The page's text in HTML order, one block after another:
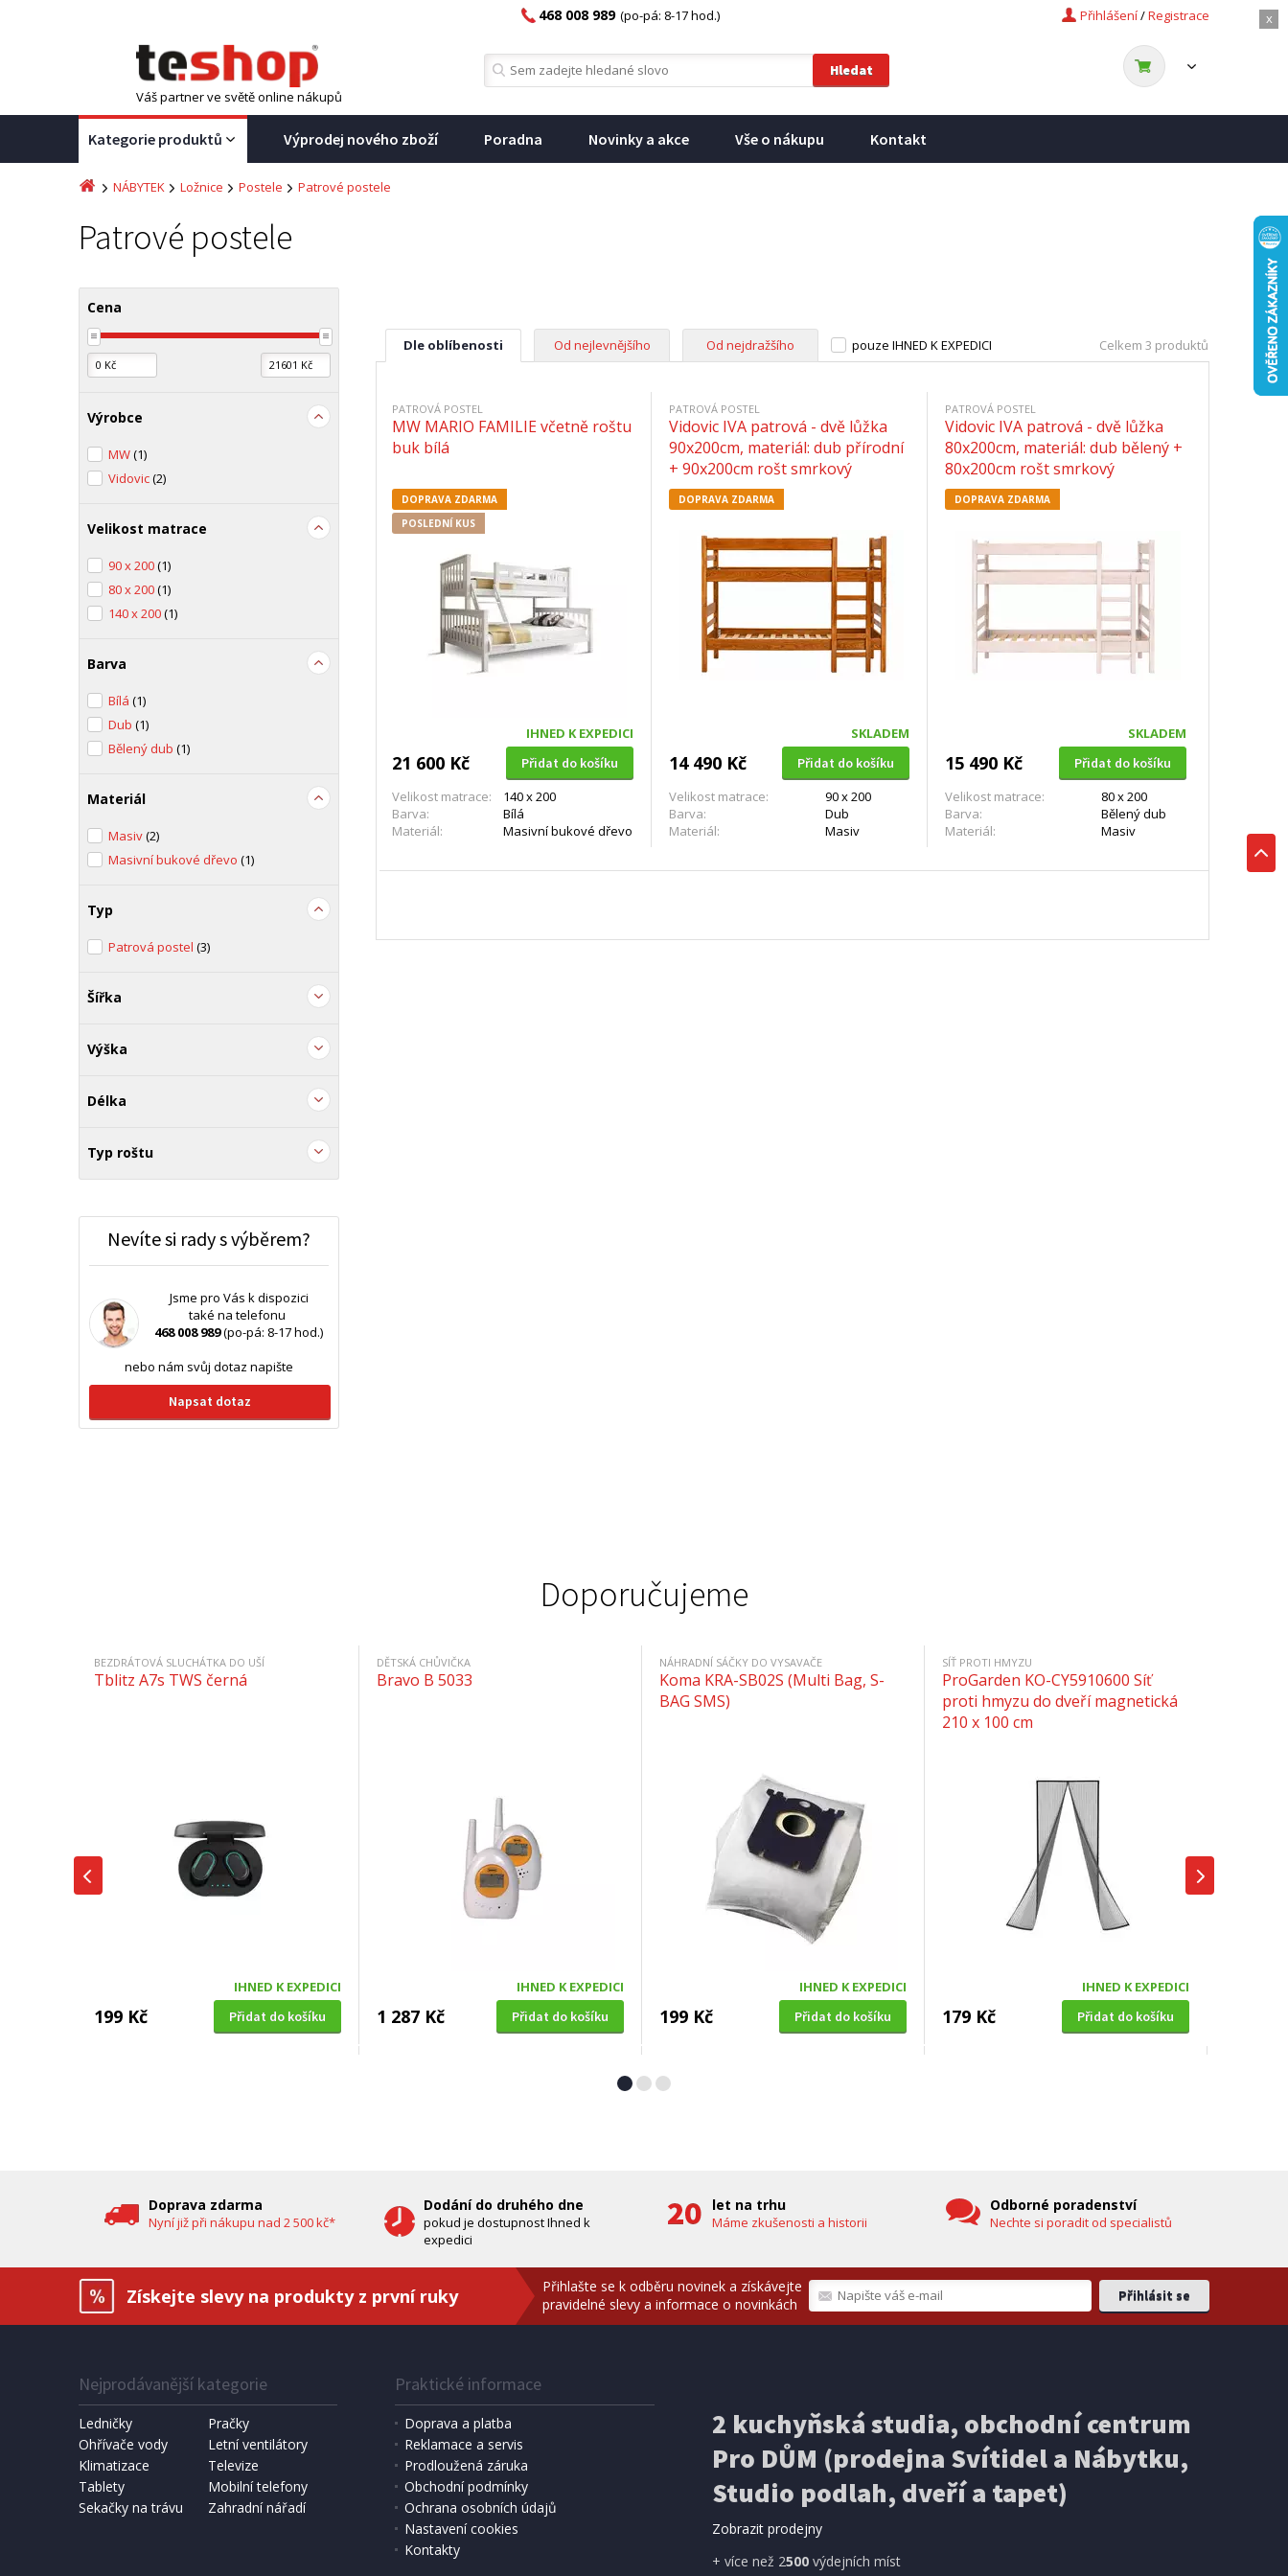
x
Registrace
/
Přihlášení
468 008 989 (po-pá: 8-17 hod.)
Váš partner ve světě online nákupů
Kategorie produktů Výprodej nového zboží Poradna Novinky a akce Vše o nákupu Kontakt
NÁBYTEK Ložnice Postele Patrové postele
Patrové postele
Dle oblíbenosti Od nejlevnějšího Od nejdražšího pouze IHNED K EXPEDICI Celkem 3 produktů
PATROVÁ POSTEL
MW MARIO FAMILIE včetně roštu
buk bílá
DOPRAVA ZDARMA
POSLEDNÍ KUS
IHNED K EXPEDICI
21 600 Kč
Přidat do košíku
Velikost matrace:
140 x 200
Barva:
Bílá
Materiál:
Masivní bukové dřevo
PATROVÁ POSTEL
Vidovic IVA patrová - dvě lůžka
90x200cm, materiál: dub přírodní
+ 90x200cm rošt smrkový
DOPRAVA ZDARMA
SKLADEM
14 490 Kč
Přidat do košíku
Velikost matrace:
90 x 200
Barva:
Dub
Materiál:
Masiv
PATROVÁ POSTEL
Vidovic IVA patrová - dvě lůžka
80x200cm, materiál: dub bělený +
80x200cm rošt smrkový
DOPRAVA ZDARMA
SKLADEM
15 490 Kč
Přidat do košíku
Velikost matrace:
80 x 200
Barva:
Bělený dub
Materiál:
Masiv
Cena
Výrobce
MW(1)
Vidovic(2)
Velikost matrace
90 x 200(1)
80 x 200(1)
140 x 200(1)
Barva
Bílá (1)
Dub (1)
Bělený dub (1)
Materiál
Masiv(2)
Masivní bukové dřevo (1)
Typ
Patrová postel (3)
Šířka
Výška
Délka
Typ roštu
Nevíte si rady s výběrem?
Jsme pro Vás k dispozici
také na telefonu
468 008 989(po-pá: 8-17 hod.)
nebo nám svůj dotaz napište
Napsat dotaz
Doporučujeme
BEZDRÁTOVÁ SLUCHÁTKA DO UŠÍ
Tblitz A7s TWS černá
IHNED K EXPEDICI
199 Kč Přidat do košíku
DĚTSKÁ CHŮVIČKA
Bravo B 5033
IHNED K EXPEDICI
1 287 Kč Přidat do košíku
NÁHRADNÍ SÁČKY DO VYSAVAČE
Koma KRA-SB02S (Multi Bag, S-
BAG SMS)
IHNED K EXPEDICI
199 Kč Přidat do košíku
SÍŤ PROTI HMYZU
ProGarden KO-CY5910600 Síť
proti hmyzu do dveří magnetická
210 x 100 cm
IHNED K EXPEDICI
179 Kč Přidat do košíku
IHNED K EXPEDICI
1 190 Kč Přidat do košíku
IHNED K EXPEDICI
6 490 Kč
Extol Craft (99130), 150x180cm,
Přidat do košíku 3 499 Kč Přidat do košíku
DOMÁCÍ PEKÁRNA CHLEBA
Bravo B 4262
SOLÁRNÍ SPRCHA
Hawaj 38 l, černá (vč. teploměru)
DOPRAVA ZDARMA
METEOSTANICE
ECG MS 300 White
ELEKTRICKÁ KOLOBĚŽKA
Ducati PRO-III
Doprava zdarma
Nyní již při nákupu nad 2 500 kč*
Dodání do druhého dne
pokud je dostupnost Ihned k
expedici
let na trhu
Máme zkušenosti a historii
Odborné poradenství
Nechte si poradit od specialistů
Získejte slevy na produkty z první ruky
Přihlašte se k odběru novinek a získávejte
pravidelné slevy a informace o novinkách
Nejprodávanější kategorie
Ledničky
Pračky
Ohřívače vody
Letní ventilátory
Klimatizace
Televize
Tablety
Mobilní telefony
Sekačky na trávu
Zahradní nářadí
Praktické informace
Doprava a platba
Reklamace a servis
Prodloužená záruka
Obchodní podmínky
Ochrana osobních údajů
Nastavení cookies
Kontakty
2 kuchyňská studia, obchodní centrum
Pro DŮM (prodejna Svítidel a Nábytku,
Studio podlah, dveří a tapet)
Zobrazit prodejny
+ více než 2500výdejních míst